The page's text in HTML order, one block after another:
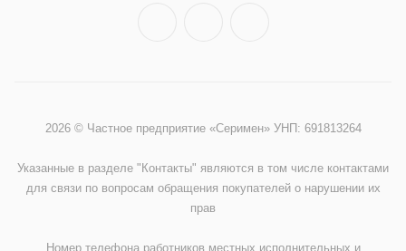
2026 © Частное предприятие «Серимен» УНП: 691813264
Указанные в разделе "Контакты" являются в том числе контактами
для связи по вопросам обращения покупателей о нарушении их
прав
Номер телефона работников местных исполнительных и